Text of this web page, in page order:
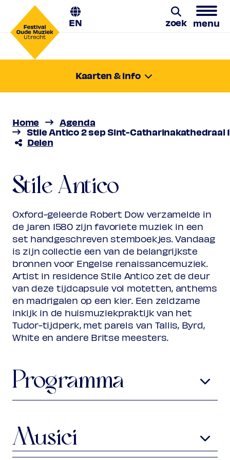
EN zoek menu
De stemboekjes van Robert Dow
Kaarten & info
Prijs€ 10,00 - € 31,00
Favoriet
Home
Agenda
Stile Antico 2 sep Sint-Catharinakathedraal
Delen
Stile Antico
Oxford-geleerde Robert Dow verzamelde in
de jaren 1580 zijn favoriete muziek in een
set handgeschreven stemboekjes. Vandaag
is zijn collectie een van de belangrijkste
bronnen voor Engelse renaissancemuziek.
Artist in residence Stile Antico zet de deur
van deze tijdcapsule vol motetten, anthems
en madrigalen op een kier. Een zeldzame
inkijk in de huismuziekpraktijk van het
Tudor-tijdperk, met parels van Tallis, Byrd,
White en andere Britse meesters.
Programma
William Byrd ca. 1540-1623
Musici
Helen Ashby, Kate Ashby, Rebecca Hickey
Vriend € 28,00
Ambassador€ 28,00
Jong€ 10,00
10,00
Rang 3 - slecht zicht
Normaal€ 25,00
Vriend€ 22,00
Ambassador€ 22,00
Jong € 10,00
Upas / Stadspas Nieuwegein€
10,00
(excl. transactiekosten)